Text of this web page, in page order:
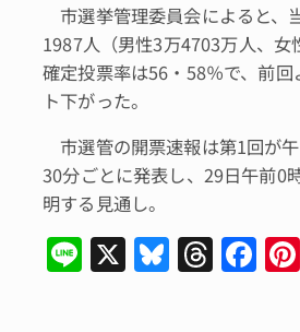
市選挙管理委員会によると、
1987人（男性3万4703万人、女
確定投票率は56・58％で、前
ト下がった。
市選管の開票速報は第1回が
30分ごとに発表し、29日午前0
明する見通し。
Li
n
X Bl
u
T
hr
F
a